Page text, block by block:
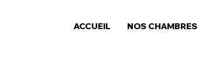
ACCUEIL NOS CHAMBRES